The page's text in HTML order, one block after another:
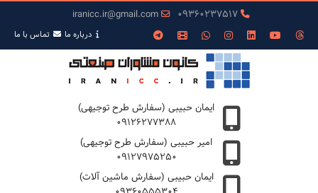
09360237517
iranicc.ir@gmail.com
درباره ما تمـاس با ما
ایمان حبیبی (سفارش طرح توجیهی)
09126277388
امیر حبیبی (سفارش طرح توجیهی)
09127975250
ایمان حبیبی (سفارش ماشین آلات)